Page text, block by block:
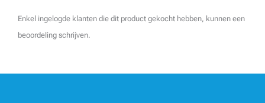
Enkel ingelogde klanten die dit product gekocht hebben, kunnen een
beoordeling schrijven.